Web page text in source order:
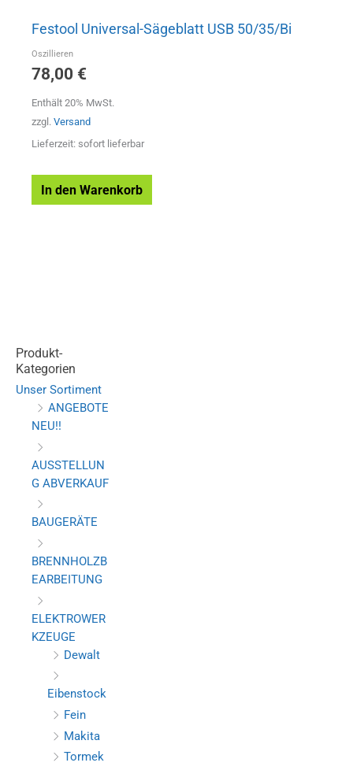
Produkt-
Kategorien
Unser Sortiment
ANGEBOTE
NEU!!
AUSSTELLUN
G ABVERKAUF
BAUGERÄTE
BRENNHOLZB
EARBEITUNG
ELEKTROWER
KZEUGE
Dewalt
Eibenstock
Fein
Makita
Tormek
Festool Universal-Sägeblatt USB 50/35/Bi
Oszillieren
78,00 €
Enthält 20% MwSt.
zzgl. Versand
Lieferzeit: sofort lieferbar
In den Warenkorb